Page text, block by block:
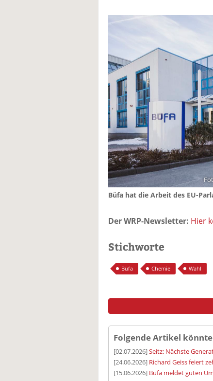
Büfa hat die Arbeit des EU-
Der WRP-Newsletter: Hier
Stichworte
Büfa Chemie Wahl
Folgende Artikel
[02.07.2026]Seitz: Nächste
[24.06.2026] Richard Geiss feiert
[15.06.2026] Büfa meldet guten